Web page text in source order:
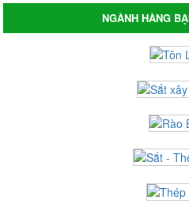
Thép hộp đen
Thép hộp mã kẽm Hòa Phát
Thép hộp mã kẽm Hoa Sen
Giá tôn lợp, tôn Hoa Sen, tôn Đông
Tôn mạ màu Trung Quốc
Tôn mạ màu Phương Nam
Tôn mạ màu Đông Á
Tôn lợp Hòa Phát
Tôn lợp Hoa Sen
Tôn chống nóng - Tôn cách
NGÀNH HÀNG